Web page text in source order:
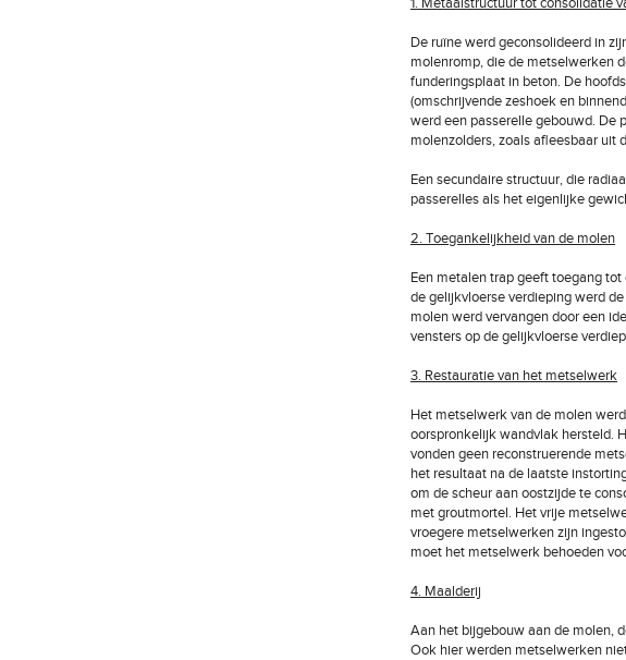
De ruïne werd geconsolideerd in
molenromp, die de metselwerken
funderingsplaat in beton. De
(omschrijvende zeshoek en
werd een passerelle gebouwd. De
molenzolders, zoals afleesbaar uit
Een secundaire structuur, die
passerelles als het eigenlijke
2. Toegankelijkheid van de molen
Een metalen trap geeft toegang
de gelijkvloerse verdieping werd
molen werd vervangen door een
vensters op de gelijkvloerse
3. Restauratie van het metselwerk
Het metselwerk van de molen
oorspronkelijk wandvlak hersteld.
vonden geen reconstruerende
het resultaat na de laatste
om de scheur aan oostzijde te
met groutmortel. Het vrije
vroegere metselwerken zijn
moet het metselwerk behoeden
4. Maalderij
Aan het bijgebouw aan de molen,
Ook hier werden metselwerken